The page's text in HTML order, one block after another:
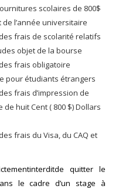
scolaires de 800$
l’année universitaire
frais de scolarité relatifs
objet de la bourse
frais obligatoire
pour étudiants étrangers
frais d’impression de
huit Cent ( 800 $) Dollars
frais du Visa, du CAQ et
quitter le
le cadre d’un stage à